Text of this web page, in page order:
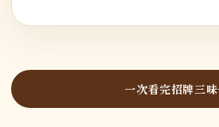
一次看完招牌三味